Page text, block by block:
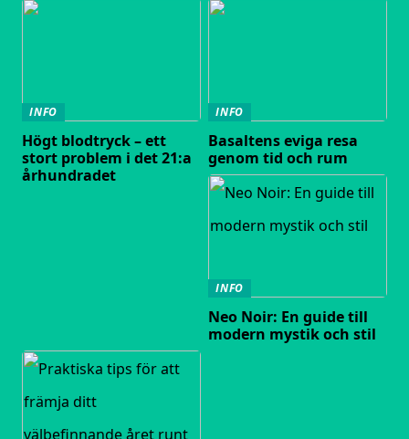
INFO
Högt blodtryck – ett
stort problem i det 21:a
århundradet
INFO
Basaltens eviga resa
genom tid och rum
INFO
Neo Noir: En guide till
modern mystik och stil